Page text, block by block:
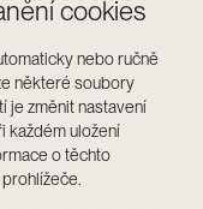
cookies
nebo ručně
některé soubory
je změnit nastavení
každém uložení
o těchto